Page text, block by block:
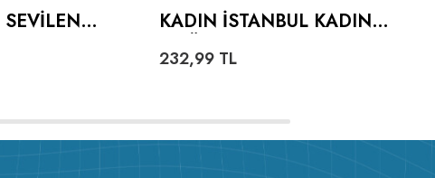
SEVILEN
KADIN İSTANBUL KADIN
232,99 TL